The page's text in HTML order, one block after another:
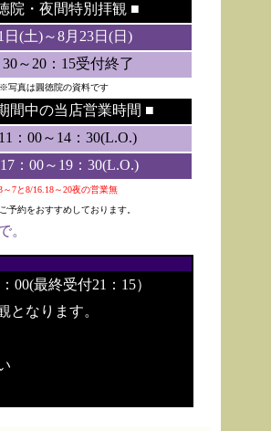
院・ 夜間特別拝観 ■
日(土)～8月23日(日)
30～20：15受付終了
※写真は圓徳院の資料です
間中の当店営業時間 ■
：00～14：30(L.O.)
：00～19：30(L.O.)
～7と8/16.18～20夜の営業無
予約をおすすめしております。
。
00(最終受付21：15）
となります。